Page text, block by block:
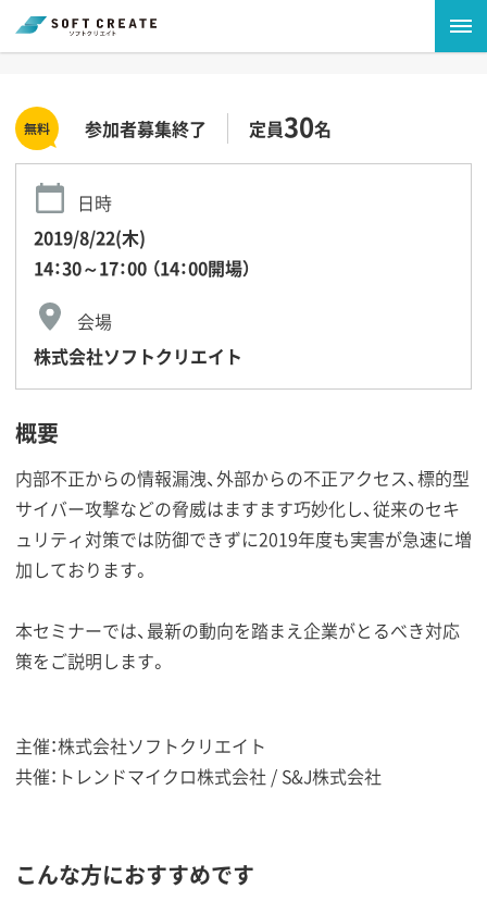
参加者募集終了 定員30名
日時
2019/8/22(木)
14：30～17：00 （14：00開場）
会場
株式会社ソフトクリエイト
概要
内部不正からの情報漏洩、外部からの不正アクセス、標的型
サイバー攻撃などの脅威はますます巧妙化し、従来のセキ
ュリティ対策では防御できずに2019年度も実害が急速に増
加しております。
本セミナーでは、最新の動向を踏まえ企業がとるべき対応
策をご説明します。
主催：株式会社ソフトクリエイト
共催：トレンドマイクロ株式会社 / S&J株式会社
こんな方におすすめです